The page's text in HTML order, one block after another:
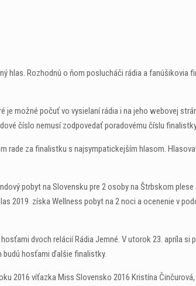
hlas. Rozhodnú o ňom poslucháči rádia a fanúšikovia
je možné počuť vo vysielaní rádia i na jeho webovej
číslo nemusí zodpovedať poradovému číslu
za finalistku s najsympatickejším hlasom.
pobyt na Slovensku pre 2 osoby na Štrbskom
2019 získa Wellness pobyt na 2 noci a ocenenie v
dvoch relácií Rádia Jemné. V utorok 23. apríla si
budú hosťami ďalšie finalistky.
2016 víťazka Miss Slovensko 2016 Kristína